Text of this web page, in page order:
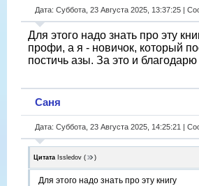
Дата: Суббота, 23 Августа 2025, 13:37:25 |
Для этого надо знать про эту
профи, а я - новичок, который
постичь азы. За это и благодарю
Саня
Дата: Суббота, 23 Августа 2025, 14:25:21 |
Цитата Issledov ( )
Для этого надо знать про эту книгу